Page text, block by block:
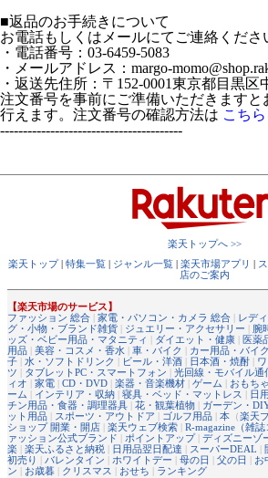
■返品のお手続きについて
お電話もしくはメールにてご連絡くださ
・電話番号：03-6459-5083
・メールアドレス：margo-
・返送先住所：〒152-0001東京都目黒区
注文番号を事前にご準備いただきますと
行えます。注文番号の確認方法は こちら
----------------------------------------
楽天トップへ >>
楽天トップ| 特集一覧 | ジャンル一覧 | 楽天市場アプリ |
店のご案内
【楽天市場のサービス】
ファッション 総合 | 家電・パソコン・カメラ 総合 | レデ
グ・小物・ブランド雑貨 | ジュエリー・アクセサリー | 腕
ッズ・ベビー用品・マタニティ | ダイエット・健康 | 医薬
用品 | 美容・コスメ・香水 | 車・バイク | カー用品・バイ
子 | 水・ソフトドリンク | ビール・洋酒 | 日本酒・焼酎 |
ツ | タブレットPC・スマートフォン | 光回線・モバイル通
ィオ | 家電 | CD・DVD | 楽器・音楽機材 | ゲーム | おもちゃ
ーム | インテリア・収納 | 寝具・ベッド・マットレス | 日
チン用品・食器・調理器具 | 花・観葉植物 | ガーデン・
ット用品 | スポーツ・アウトドア | ゴルフ用品 | 本 （楽天
ショップ 開業・開店 | 楽天ウェブ検索 | R-magazine（雑誌
ァッション公式ブランド | ポイントアップ| ディズニーゾ
楽 | 楽天ふるさと納税 | 日用品翌日配達 | スーパーDEAL |
初売り | バレンタイン | ホワイトデー | 母の日 | 父の日 | お
ン | お歳暮 | クリスマス | おせち | ランキング